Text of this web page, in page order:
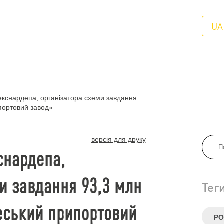
UA
організатора схеми завдання
завод»
версія для друку
завдання 93,3 млн
припортовий